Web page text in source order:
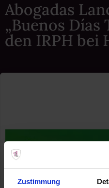
Zustimmung
Abogadas
„Buenos Días
den IRPH bei